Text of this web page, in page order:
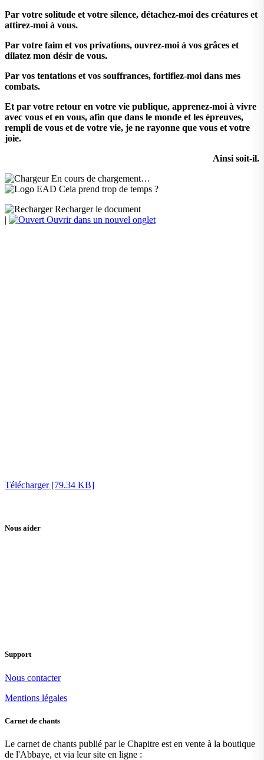
Par votre solitude et votre silence, détachez-moi des créatures et
attirez-moi à vous.
Par votre faim et vos privations, ouvrez-moi à vos grâces et
dilatez mon désir de vous.
Par vos tentations et vos souffrances, fortifiez-moi dans mes
combats.
Et par votre retour en votre vie publique, apprenez-moi à vivre
avec vous et en vous, afin que dans le monde et les épreuves,
rempli de vous et de votre vie, je ne rayonne que vous et votre
joie.
Ainsi soit-il.
En cours de chargement…
Cela prend trop de temps ?
Recharger le document
|
Ouvrir dans un nouvel onglet
Télécharger [79.34 KB]
Nous aider
Support
Nous contacter
Mentions légales
Carnet de chants
Le carnet de chants publié par le Chapitre est en vente à la boutique
de l'Abbaye, et via leur site en ligne :